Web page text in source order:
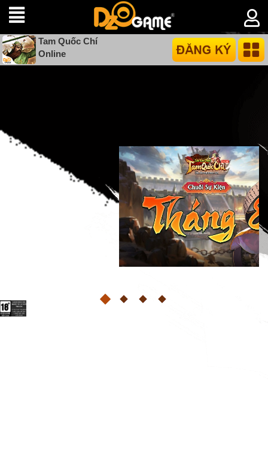
Tam Quốc Chí
Online